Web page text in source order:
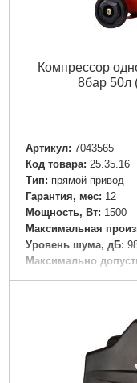
Компрессор
8бар 50л
Артикул: 7043565
Код товара: 25.35.16
Tип: прямой привод
Гарантия, мес: 12
Мощность, Вт: 1500
Максимальная
Уровень шума, дБ:
Максимально
Объем ресивера, л:
Максимальное
Вес брутто
Вес нетто (единицы),
Тип упаковки: